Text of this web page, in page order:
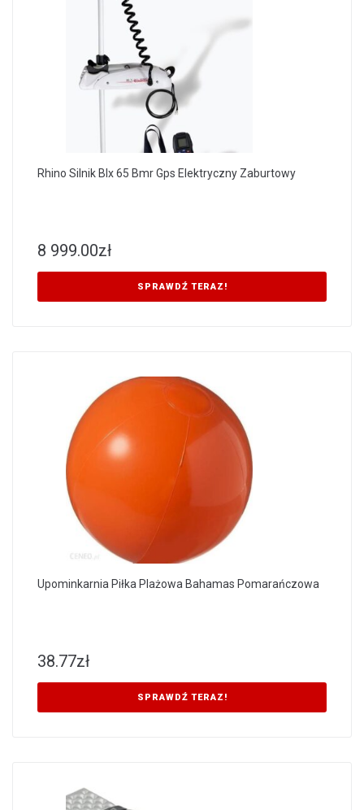
Rhino Silnik Blx 65 Bmr Gps Elektryczny Zaburtowy
8 999.00zł
SPRAWDŹ TERAZ!
Upominkarnia Piłka Plażowa Bahamas Pomarańczowa
38.77zł
SPRAWDŹ TERAZ!